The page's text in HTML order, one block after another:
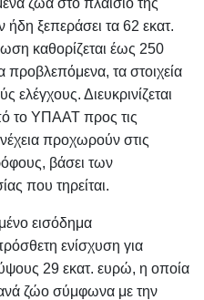
ζώα στο πλαίσιο της
ξεπεράσει τα 62 εκατ.
καθορίζεται έως 250
τα στοιχεία
ελέγχους. Διευκρινίζεται
το ΥΠΑΑΤ προς τις
προχωρούν στις
βάσει των
που τηρείται.
εισόδημα
ενίσχυση για
29 εκατ. ευρώ, η οποία
ανά ζώο σύμφωνα με την